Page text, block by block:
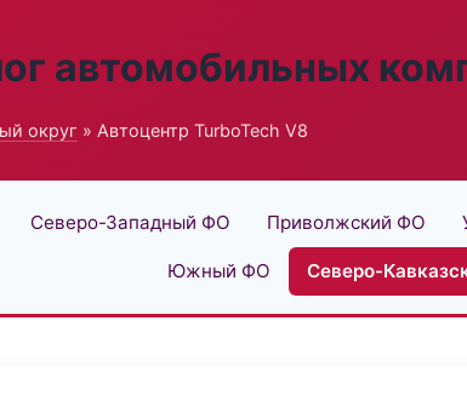
автомобильных
округ » Автоцентр TurboTech V8
Северо-Западный ФО Приволжский ФО
Южный ФО Северо-